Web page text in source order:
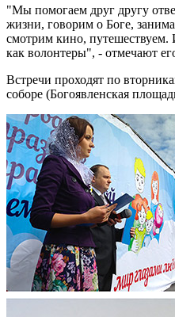
"Мы помогаем друг другу
жизни, говорим о Боге,
смотрим кино,
как волонтеры", - отмечают
Встречи проходят по
соборе (Богоявленская